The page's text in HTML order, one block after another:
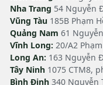
Nha Trang 54 Nguyễn
Vũng Tàu 185B Phạm
Quảng Nam 61
Vĩnh Long: 20/A2
Long An: 163 Nguyễn
Tây Ninh 1075 CTM8,
Bình Định 340 Nguyễn